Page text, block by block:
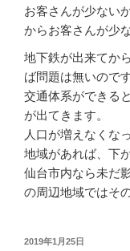
お客さんが少ない
からお客さんが少
地下鉄が出来てか
ば問題は無いので
交通体系ができる
が出てきます。
人口が増えなくな
地域があれば、下
仙台市内なら未だ
の周辺地域ではそ
2019年1月25日